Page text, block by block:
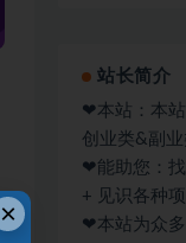
站长简介
❤本站：本
创业类&副业
❤能助您：
+ 见识各种
❤本站为众
×